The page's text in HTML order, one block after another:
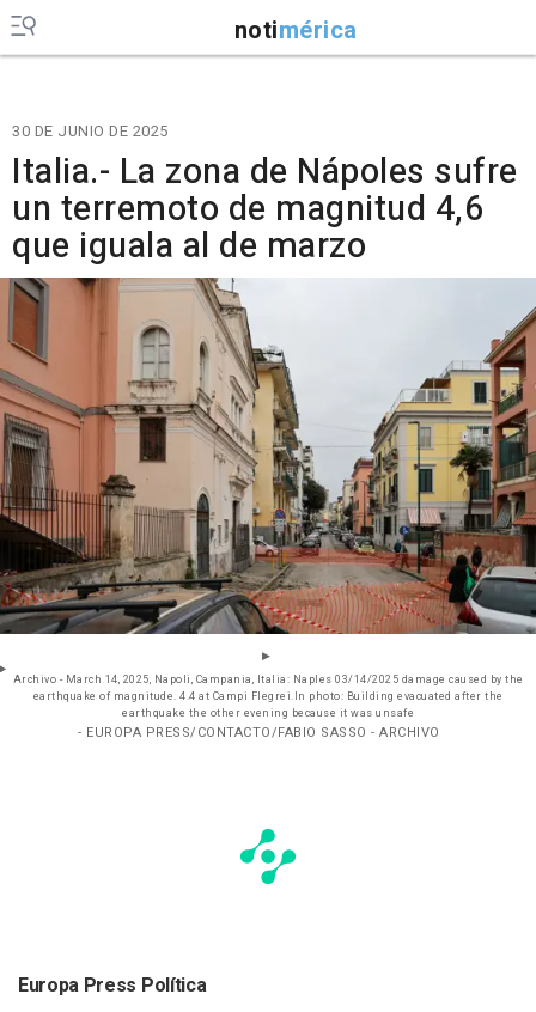
notimérica
30 DE JUNIO DE 2025
Italia.- La zona de Nápoles sufre
un terremoto de magnitud 4,6
que iguala al de marzo
Archivo - March 14, 2025, Napoli, Campania, Italia: Naples 03/14/2025 damage caused by the
earthquake of magnitude. 4.4 at Campi Flegrei.In photo: Building evacuated after the
earthquake the other evening because it was unsafe
- EUROPA PRESS/CONTACTO/FABIO SASSO - ARCHIVO
Europa Press Política